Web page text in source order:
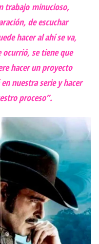
trabajo minucioso,
de escuchar
hacer al ahí se va,
ocurrió, se tiene que
hacer un proyecto
nuestra serie y hacer
proceso”.